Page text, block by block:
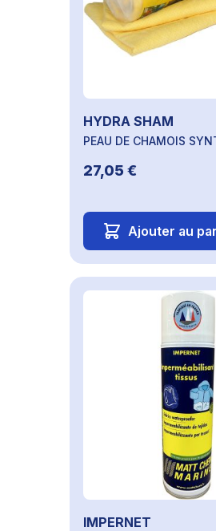
HYDRA SHAM
PEAU DE CHAMOIS
27,05 €
Ajouter au
IMPERNET